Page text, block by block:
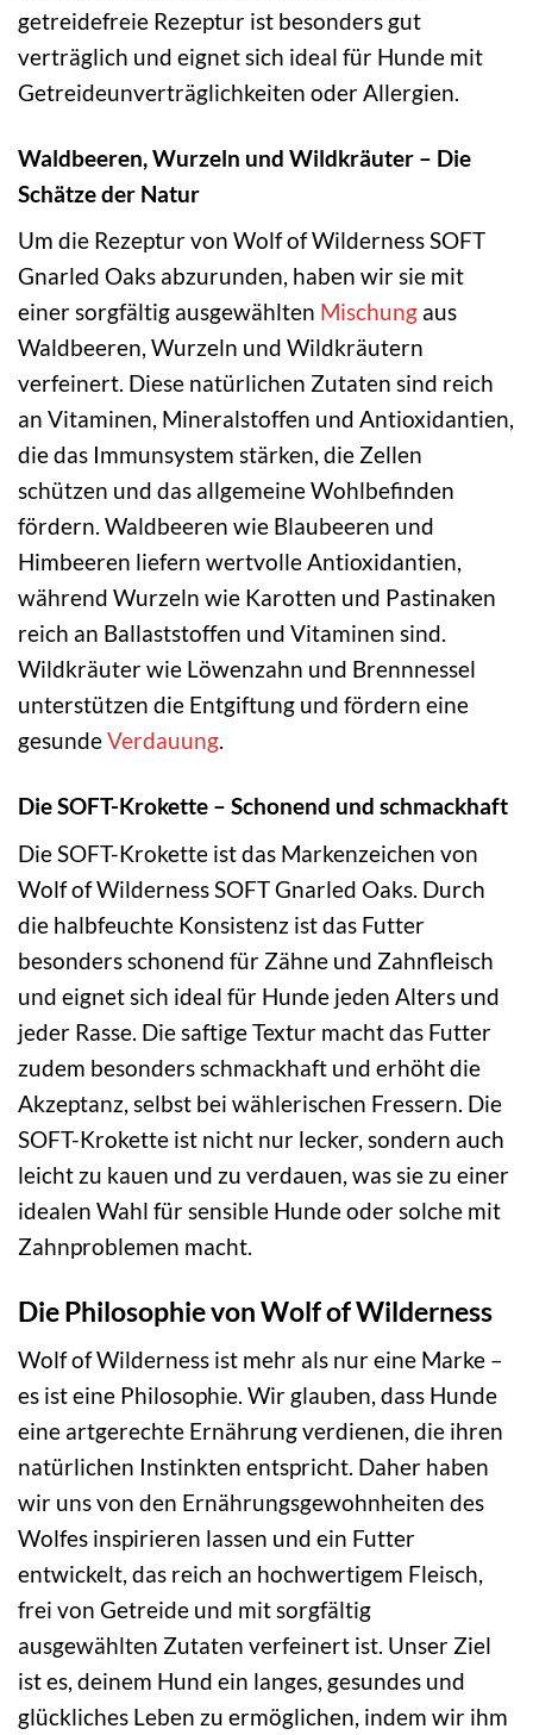
getreidefreie Rezeptur ist besonders gut
verträglich und eignet sich ideal für Hunde mit
Getreideunverträglichkeiten oder Allergien.
Waldbeeren, Wurzeln und Wildkräuter – Die
Schätze der Natur
Um die Rezeptur von Wolf of Wilderness SOFT
Gnarled Oaks abzurunden, haben wir sie mit
einer sorgfältig ausgewählten Mischung aus
Waldbeeren, Wurzeln und Wildkräutern
verfeinert. Diese natürlichen Zutaten sind reich
an Vitaminen, Mineralstoffen und Antioxidantien,
die das Immunsystem stärken, die Zellen
schützen und das allgemeine Wohlbefinden
fördern. Waldbeeren wie Blaubeeren und
Himbeeren liefern wertvolle Antioxidantien,
während Wurzeln wie Karotten und Pastinaken
reich an Ballaststoffen und Vitaminen sind.
Wildkräuter wie Löwenzahn und Brennnessel
unterstützen die Entgiftung und fördern eine
gesundeVerdauung.
Die SOFT-Krokette – Schonend und schmackhaft
Die SOFT-Krokette ist das Markenzeichen von
Wolf of Wilderness SOFT Gnarled Oaks. Durch
die halbfeuchte Konsistenz ist das Futter
besonders schonend für Zähne und Zahnfleisch
und eignet sich ideal für Hunde jeden Alters und
jeder Rasse. Die saftige Textur macht das Futter
zudem besonders schmackhaft und erhöht die
Akzeptanz, selbst bei wählerischen Fressern. Die
SOFT-Krokette ist nicht nur lecker, sondern auch
leicht zu kauen und zu verdauen, was sie zu einer
idealen Wahl für sensible Hunde oder solche mit
Zahnproblemen macht.
Die Philosophie von Wolf of Wilderness
Wolf of Wilderness ist mehr als nur eine Marke –
es ist eine Philosophie. Wir glauben, dass Hunde
eine artgerechte Ernährung verdienen, die ihren
natürlichen Instinkten entspricht. Daher haben
wir uns von den Ernährungsgewohnheiten des
Wolfes inspirieren lassen und ein Futter
entwickelt, das reich an hochwertigem Fleisch,
frei von Getreide und mit sorgfältig
ausgewählten Zutaten verfeinert ist. Unser Ziel
ist es, deinem Hund ein langes, gesundes und
glückliches Leben zu ermöglichen, indem wir ihm